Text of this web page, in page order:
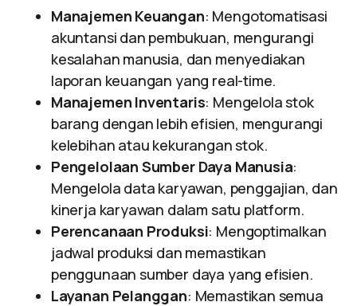
Manajemen Keuangan: Mengotomatisasi
akuntansi dan pembukuan, mengurangi
kesalahan manusia, dan menyediakan
laporan keuangan yang real-time.
Manajemen Inventaris: Mengelola stok
barang dengan lebih efisien, mengurangi
kelebihan atau kekurangan stok.
Pengelolaan Sumber Daya Manusia:
Mengelola data karyawan, penggajian, dan
kinerja karyawan dalam satu platform.
Perencanaan Produksi: Mengoptimalkan
jadwal produksi dan memastikan
penggunaan sumber daya yang efisien.
Layanan Pelanggan: Memastikan semua